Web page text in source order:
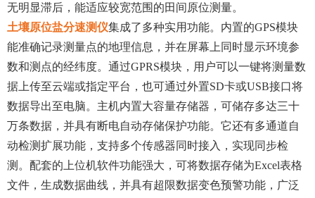
无明显滞后，能适应较宽范围的田间原位测量。
土壤原位盐分速测仪集成了多种实用功能。内置的GPS模块
能准确记录测量点的地理信息，并在屏幕上同时显示环境参
数和测点的经纬度。通过GPRS模块，用户可以一键将测量数
据上传至云端或指定平台，也可通过外置SD卡或USB接口将
数据导出至电脑。主机内置大容量存储器，可储存多达三十
万条数据，并具有断电自动存储保护功能。它还有多通道自
动检测扩展功能，支持多个传感器同时接入，实现同步检
测。配套的上位机软件功能强大，可将数据存储为Excel表格
文件，生成数据曲线，并具有超限数据变色预警功能，广泛